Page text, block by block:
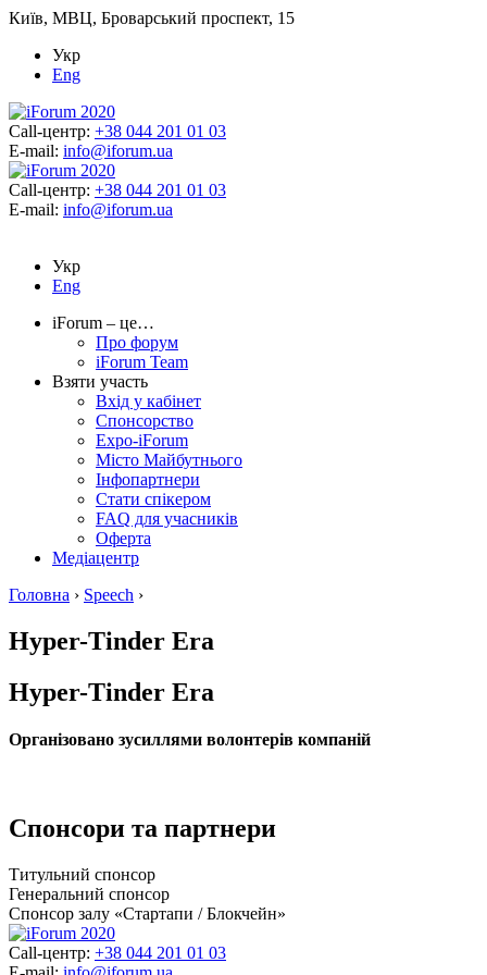
Київ, МВЦ, Броварський проспект, 15
Укр
Eng
Call-центр: +38 044 201 01 03
E-mail: info@iforum.ua
Call-центр: +38 044 201 01 03
E-mail: info@iforum.ua
Укр
Eng
iForum – це…
Про форум
iForum Team
Взяти участь
Вхід у кабінет
Спонсорство
Expo-iForum
Місто Майбутнього
Інфопартнери
Стати спікером
FAQ для учасників
Оферта
Медіацентр
Головна › Speech ›
Hyper-Tinder Era
Hyper-Tinder Era
Організовано зусиллями волонтерів компаній
Спонсори та партнери
Титульний спонсор
Генеральний спонсор
Спонсор залу «Стартапи / Блокчейн»
Call-центр: +38 044 201 01 03